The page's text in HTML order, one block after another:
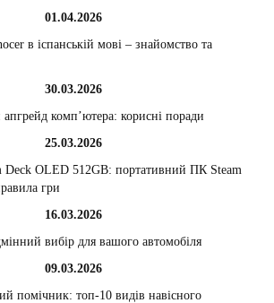
01.04.2026
в іспанській мові – знайомство та
30.03.2026
комп’ютера: корисні поради
25.03.2026
Deck OLED 512GB: портативний ПК Steam
гри
16.03.2026
вибір для вашого автомобіля
09.03.2026
помічник: топ-10 видів навісного